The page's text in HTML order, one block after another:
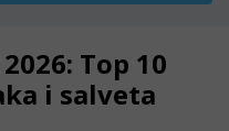
Top 10
i salveta